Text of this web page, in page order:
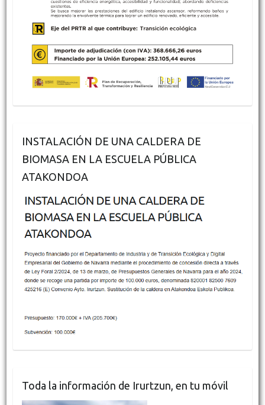
INSTALACIÓN DE UNA CALDERA DE
BIOMASA EN LA ESCUELA PÚBLICA
ATAKONDOA
Toda la información de Irurtzun, en tu móvil